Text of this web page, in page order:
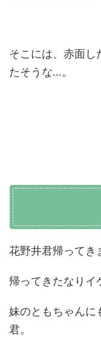
そこには、赤面し
たそうな…。
花野井君帰ってき
帰ってきたなりイ
妹のともちゃんに
君。